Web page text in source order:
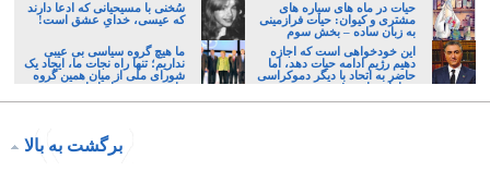
حیات در ماه های سیاره های
مشتری و کیوان: حیات فرازمینی
به زبان ساده – بخش سوم
سُخنی با مسیحیانی که ادعا دارند
که عیسی، خدایِ عشق است!
این خودخواهی است که اجازه
دهیم رژیم ادامه حیات دهد، اما
حاضر به اتحاد با دیگر دموکراسی
خواهان نباشیم!
ما هیچ گروه سیاسی بی عیبی
نداریم؛ تنها راه نجات ما، ایجاد یک
شورای ملی از میان همین گروه
های پر عیب و ایراد است
برگشت به بالا